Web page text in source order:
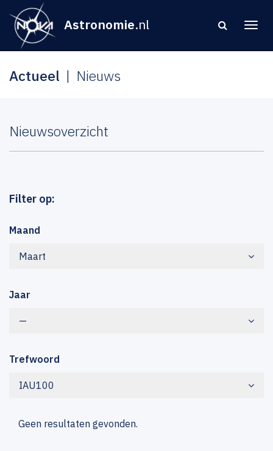
Astronomie.nl
Actueel Nieuws
Nieuwsoverzicht
Filter op:
Maand
Maart
Jaar
—
Trefwoord
IAU100
Geen resultaten gevonden.